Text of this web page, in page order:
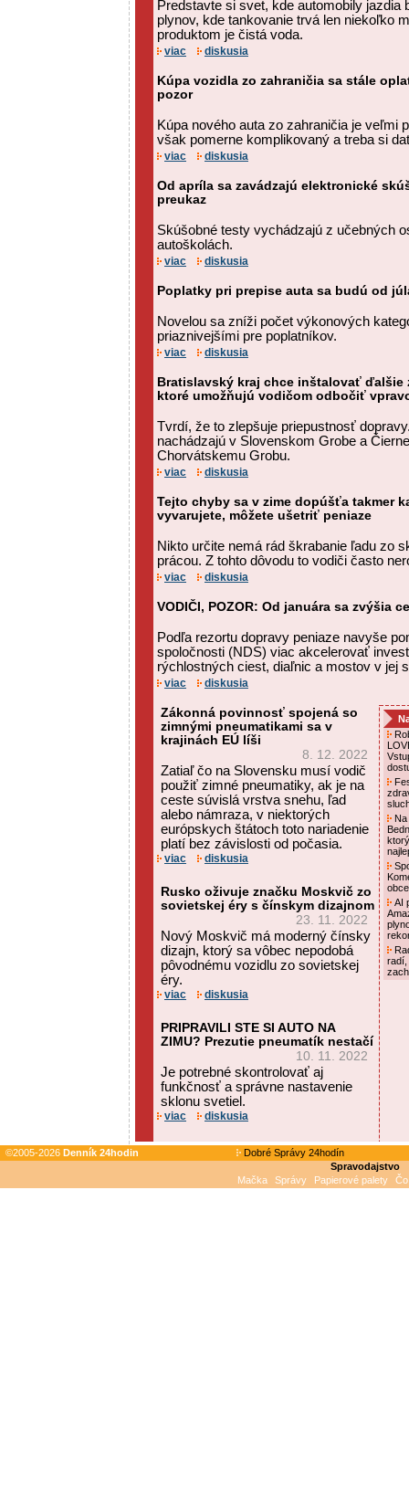
Predstavte si svet, kde automobily
plynov, kde tankovanie trvá len niekoľko
produktom je čistá voda.
viac diskusia
Kúpa vozidla zo zahraničia sa stále
pozor
Kúpa nového auta zo zahraničia je veľmi
však pomerne komplikovaný a treba si
viac diskusia
Od apríla sa zavádzajú elektronické
preukaz
Skúšobné testy vychádzajú z učebných
autoškolách.
viac diskusia
Poplatky pri prepise auta sa budú od
Novelou sa zníži počet výkonových
priaznivejšími pre poplatníkov.
viac diskusia
Bratislavský kraj chce inštalovať ďalšie
ktoré umožňujú vodičom odbočiť
Tvrdí, že to zlepšuje priepustnosť
nachádzajú v Slovenskom Grobe a
Chorvátskemu Grobu.
viac diskusia
Tejto chyby sa v zime dopúšťa takmer
vyvarujete, môžete ušetriť peniaze
Nikto určite nemá rád škrabanie ľadu zo
prácou. Z tohto dôvodu to vodiči často
viac diskusia
VODIČI, POZOR: Od januára sa zvýšia
Podľa rezortu dopravy peniaze navyše
spoločnosti (NDS) viac akcelerovať
rýchlostných ciest, diaľnic a mostov v jej
viac diskusia
Zákonná povinnosť spojená so
zimnými pneumatikami sa v
krajinách EÚ líši
8. 12. 2022
Zatiaľ čo na Slovensku musí vodič
použiť zimné pneumatiky, ak je na
ceste súvislá vrstva snehu, ľad
alebo námraza, v niektorých
európskych štátoch toto nariadenie
platí bez závislosti od počasia.
viac diskusia
Rusko oživuje značku Moskvič zo
sovietskej éry s čínskym dizajnom
23. 11. 2022
Nový Moskvič má moderný čínsky
dizajn, ktorý sa vôbec nepodobá
pôvodnému vozidlu zo sovietskej
éry.
viac diskusia
PRIPRAVILI STE SI AUTO NA
ZIMU? Prezutie pneumatík nestačí
10. 11. 2022
Je potrebné skontrolovať aj
funkčnosť a správne nastavenie
sklonu svetiel.
viac diskusia
AI
radí,
©2005-2026 Denník 24hodin
Dobré Správy 24hodín
Spravodajstvo
Mačka
Správy Papierové palety